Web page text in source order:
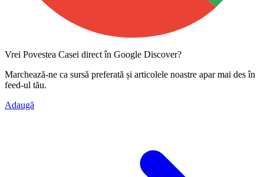
Vrei Povestea Casei direct în Google Discover?
Marchează-ne ca sursă preferată și articolele noastre apar mai des în
feed-ul tău.
Adaugă